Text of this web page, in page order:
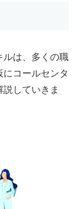
ルは、多くの職
コールセンタ
していきま